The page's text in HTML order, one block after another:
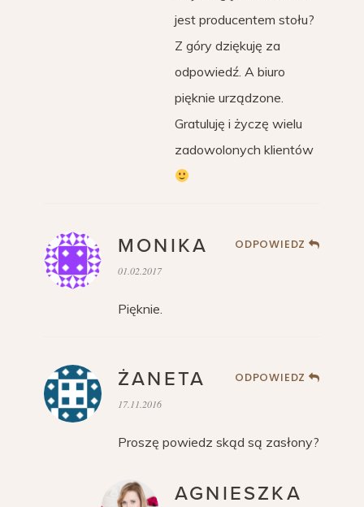
jest producentem stołu?
Z góry dziękuję za
odpowiedź. A biuro
pięknie urządzone.
Gratuluję i życzę wielu
zadowolonych klientów
MONIKA ODPOWIEDZ
01.02.2017
Pięknie.
ŻANETA ODPOWIEDZ
17.11.2016
Proszę powiedz skąd są zasłony?
AGNIESZKA